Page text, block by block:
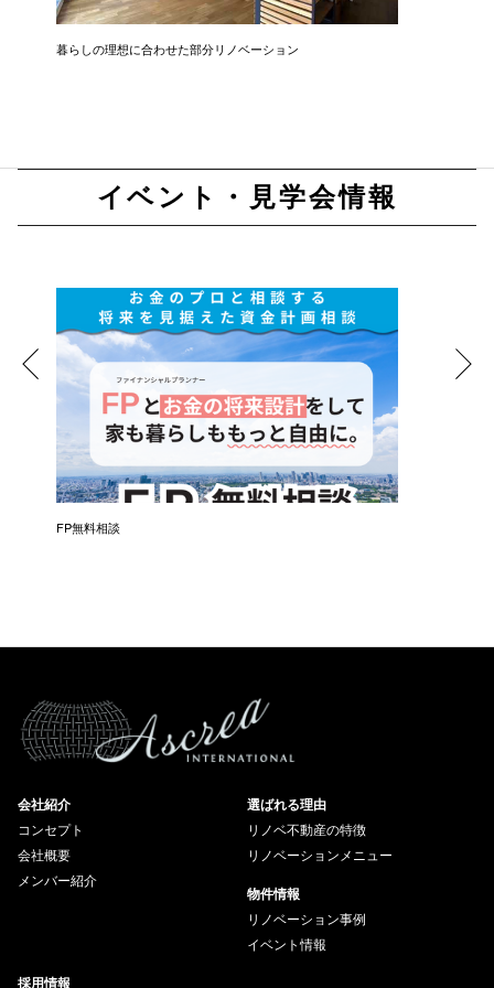
暮らしの理想に合わせた部分リノベーション
イベント・見学会情報
FP無料相談
会社紹介
コンセプト
会社概要
メンバー紹介
選ばれる理由
リノベ不動産の特徴
リノベーションメニュー
物件情報
リノベーション事例
イベント情報
採用情報